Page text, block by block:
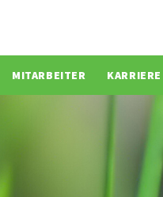
MITARBEITER KARRIERE